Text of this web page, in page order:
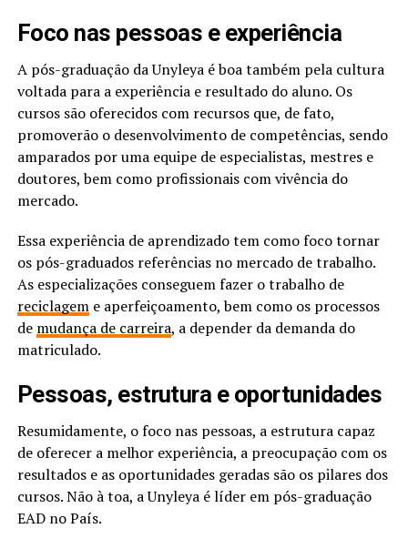
Foco nas pessoas e experiência
A pós-graduação da Unyleya é boa também pela cultura
voltada para a experiência e resultado do aluno. Os
cursos são oferecidos com recursos que, de fato,
promoverão o desenvolvimento de competências, sendo
amparados por uma equipe de especialistas, mestres e
doutores, bem como profissionais com vivência do
mercado.
Essa experiência de aprendizado tem como foco tornar
os pós-graduados referências no mercado de trabalho.
As especializações conseguem fazer o trabalho de
reciclageme aperfeiçoamento, bem como os processos
de mudança de carreira, a depender da demanda do
matriculado.
Pessoas, estrutura e oportunidades
Resumidamente, o foco nas pessoas, a estrutura capaz
de oferecer a melhor experiência, a preocupação com os
resultados e as oportunidades geradas são os pilares dos
cursos. Não à toa, a Unyleya é líder em pós-graduação
EAD no País.